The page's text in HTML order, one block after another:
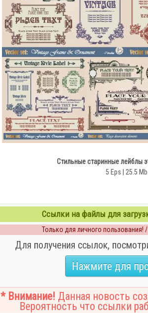
Стильные старинные лейблы
5 Eps | 25.5 Mb
Ссылки на файлы для
Только для личного пользования!
Для получения ссылок,
Нажмите для
* Внимание! Данная новость
Вероятность что ссылки